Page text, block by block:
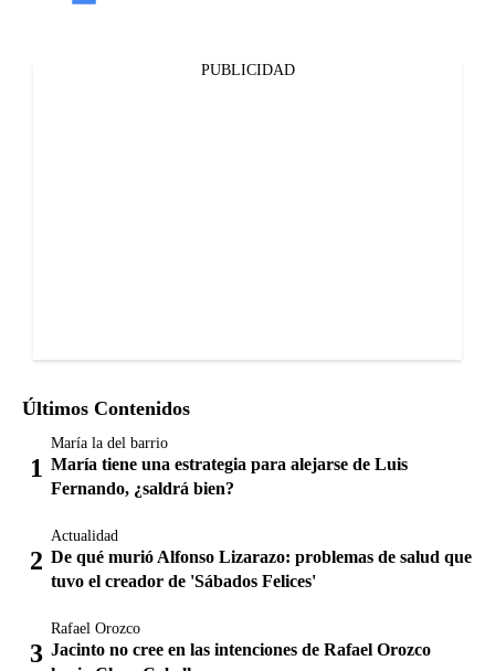
PUBLICIDAD
Últimos Contenidos
María la del barrio
María tiene una estrategia para alejarse de Luis
Fernando, ¿saldrá bien?
Actualidad
De qué murió Alfonso Lizarazo: problemas de salud que
tuvo el creador de 'Sábados Felices'
Rafael Orozco
Jacinto no cree en las intenciones de Rafael Orozco